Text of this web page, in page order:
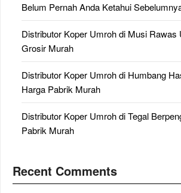
Belum Pernah Anda Ketahui
Distributor Koper Umroh di Musi Rawas
Grosir Murah
Distributor Koper Umroh di Humbang
Harga Pabrik Murah
Distributor Koper Umroh di Tegal
Pabrik Murah
Recent Comments